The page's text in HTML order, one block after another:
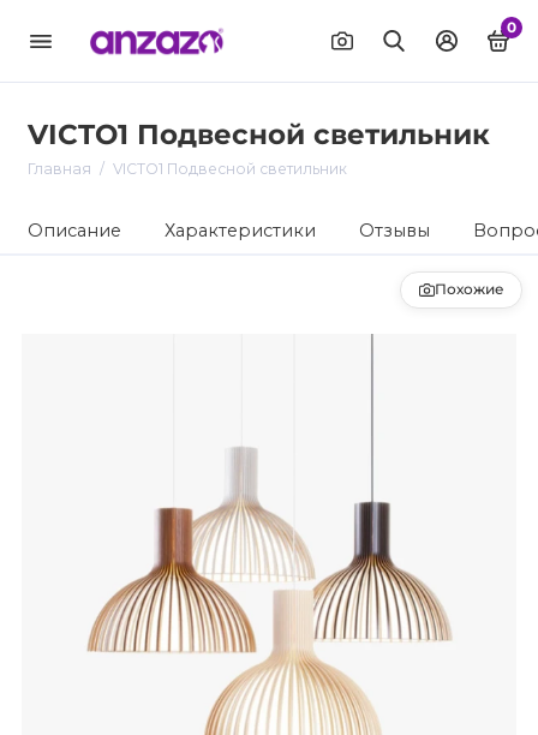
0
VICTO1 Подвесной светильник
Главная VICTO1 Подвесной светильник
Описание Характеристики Отзывы
Похожие